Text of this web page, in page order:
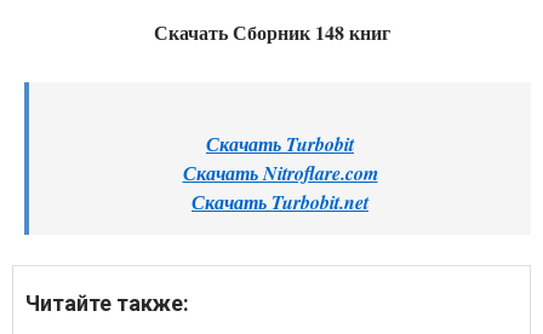
Скачать Сборник 148 книг
Скачать Turbobit
Скачать Nitroflare.com
Скачать Turbobit.net
Читайте также: